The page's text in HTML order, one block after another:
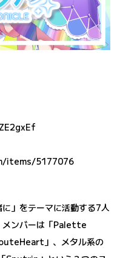
items/5177076
」をテーマに活動する7人
メンバーは「Palette
」、メタル系の